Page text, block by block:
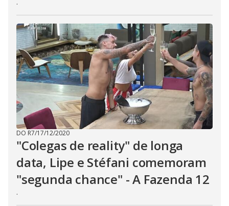
DO R7/17/12/2020
"Colegas de reality" de longa
data, Lipe e Stéfani comemoram
"segunda chance" - A Fazenda 12
.